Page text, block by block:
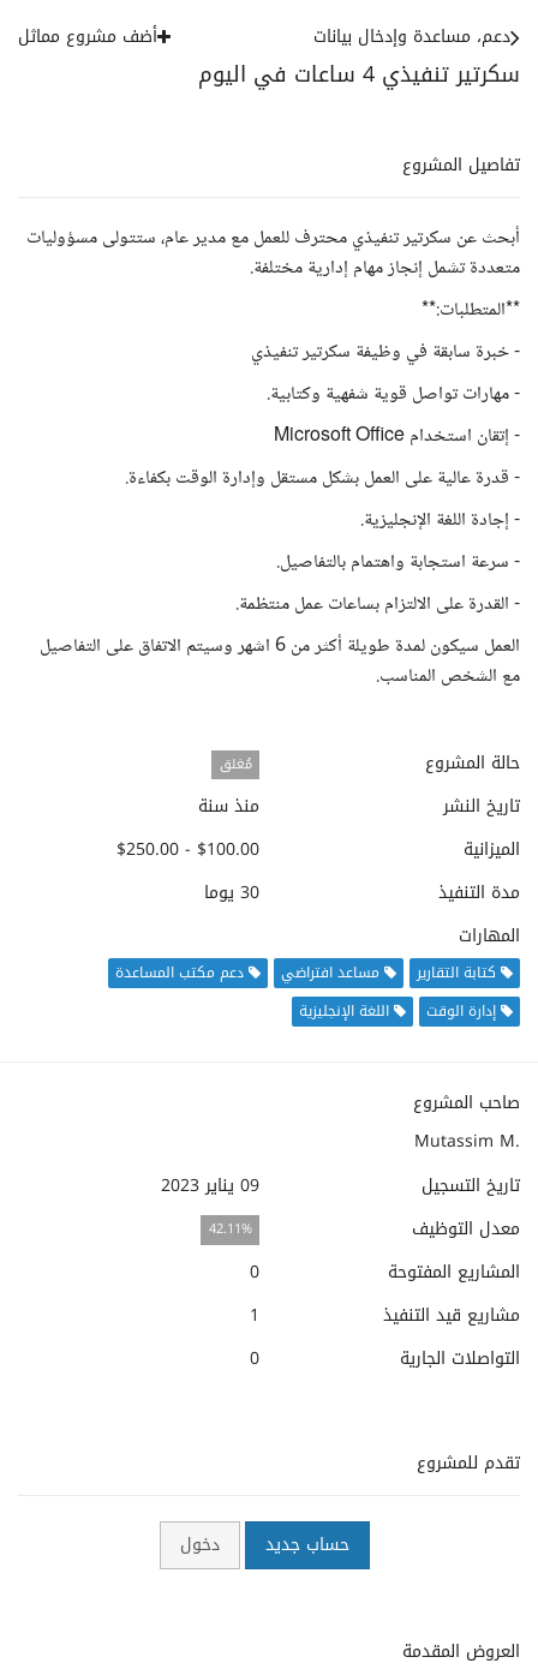
سكرتير تنفيذي 4 ساعات في اليوم
دعم، مساعدة وإدخال بيانات أضف مشروع مماثل
تفاصيل المشروع
أبحث عن سكرتير تنفيذي محترف للعمل مع مدير عام، ستتولى مسؤوليات
متعددة تشمل إنجاز مهام إدارية مختلفة.
**المتطلبات:**
- خبرة سابقة في وظيفة سكرتير تنفيذي
- مهارات تواصل قوية شفهية وكتابية.
- إتقان استخدام Microsoft Office
- قدرة عالية على العمل بشكل مستقل وإدارة الوقت بكفاءة.
- إجادة اللغة الإنجليزية.
- سرعة استجابة واهتمام بالتفاصيل.
- القدرة على الالتزام بساعات عمل منتظمة.
العمل سيكون لمدة طويلة أكثر من 6 اشهر وسيتم الاتفاق على التفاصيل
مع الشخص المناسب.
حالة المشروع مُغلق
تاريخ النشر
منذ سنة
الميزانية
$100.00 - $250.00
مدة التنفيذ
30 يوما
المهارات
كتابة التقارير مساعد افتراضي
دعم مكتب المساعدة
إدارة الوقت
اللغة الإنجليزية
صاحب المشروع
Mutassim M.
تاريخ التسجيل
09 يناير 2023
معدل التوظيف
42.11%
المشاريع المفتوحة
0
مشاريع قيد التنفيذ
1
التواصلات الجارية
0
تقدم للمشروع
حساب جديد دخول
العروض المقدمة